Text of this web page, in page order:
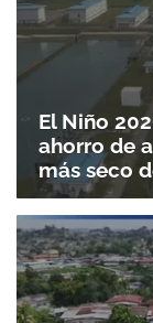
El Niño
ahorro de
más seco